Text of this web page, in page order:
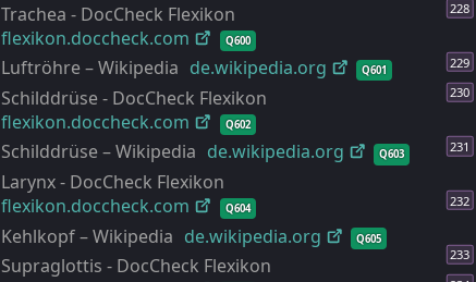
Trachea - DocCheck Flexikon
flexikon.doccheck.com
Q600
Luftröhre – Wikipedia de.wikipedia.org Q601
Schilddrüse - DocCheck Flexikon
flexikon.doccheck.com
Q602
Schilddrüse – Wikipedia de.wikipedia.org Q603
Larynx - DocCheck Flexikon
flexikon.doccheck.com
Q604
Kehlkopf – Wikipedia de.wikipedia.org Q605
Supraglottis - DocCheck Flexikon